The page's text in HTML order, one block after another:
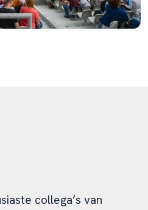
collega’s van